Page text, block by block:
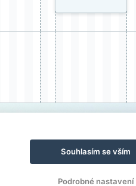
Souhlasím se vším
Podrobné nastavení